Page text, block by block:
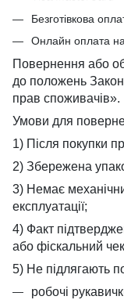
Безготівкова
Онлайн оплата на
Повернення або
до положень
прав споживачів».
Умови для
1) Після покупки
2) Збережена
3) Немає
експлуатації;
4) Факт
або фіскальний
5) Не підлягають
робочі